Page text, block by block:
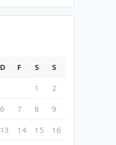
D F S S
1 2
6 7 8 9
13 14 15 16